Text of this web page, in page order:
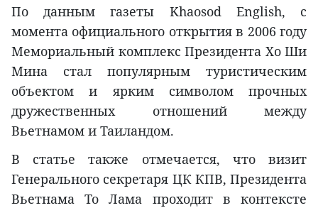
По данным газеты Khaosod English, с
момента официального открытия в 2006 году
Мемориальный комплекс Президента Хо Ши
Мина стал популярным туристическим
объектом и ярким символом прочных
дружественных отношений между
Вьетнамом и Таиландом.
В статье также отмечается, что визит
Генерального секретаря ЦК КПВ, Президента
Вьетнама То Лама проходит в контексте